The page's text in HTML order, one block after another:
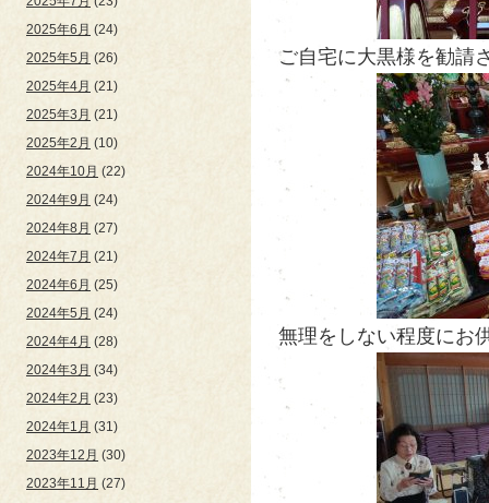
2025年6月 (24)
2025年5月 (26)
2025年4月 (21)
2025年3月 (21)
2025年2月 (10)
2024年10月 (22)
2024年9月 (24)
2024年8月 (27)
2024年7月 (21)
2024年6月 (25)
2024年5月 (24)
2024年4月 (28)
2024年3月 (34)
2024年2月 (23)
2024年1月 (31)
2023年12月 (30)
2023年11月 (27)
ご自宅に大黒様を勧請
無理をしない程度にお